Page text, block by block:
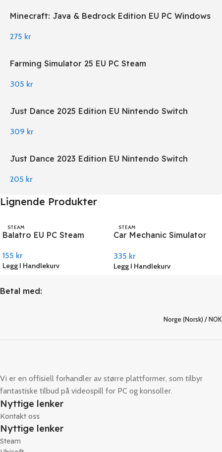
Minecraft: Java & Bedrock Edition EU PC Windows
275 kr
Farming Simulator 25 EU PC Steam
305 kr
Just Dance 2025 Edition EU Nintendo Switch
309 kr
Just Dance 2023 Edition EU Nintendo Switch
205 kr
Lignende Produkter
STEAM
Balatro EU PC Steam
155 kr
Legg I Handlekurv
STEAM
Car Mechanic Simulator
335 kr
Legg I Handlekurv
Betal med:
Norge (Norsk) / NOK
Vi er en offisiell forhandler av større plattformer, som tilbyr
fantastiske tilbud på videospill for PC og konsoller.
Nyttige lenker
Kontakt oss
Nyttige lenker
Steam